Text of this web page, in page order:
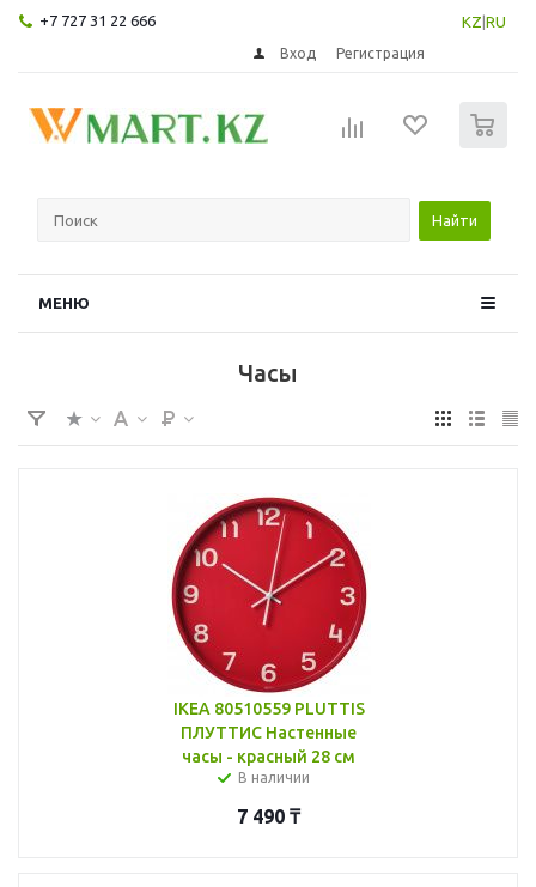
+7 727 31 22 666 KZ RU
Вход Регистрация
Найти
МЕНЮ
Часы
IKEA 80510559 PLUTTIS
ПЛУТТИС Настенные
часы - красный 28 см
В наличии
7 490 ₸